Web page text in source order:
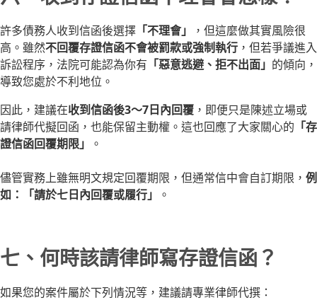
許多債務人收到信函後選擇 「不理會」
，但這麼做其實風險很
高。雖然不回覆存證信函不會被罰款或強制執行 ，但若爭議進入
訴訟程序，法院可能認為你有 「惡意逃避、拒不出面」 的傾向，
導致您處於不利地位。
因此，建議在收到信函後3～7日內回覆 ，即便只是陳述立場或
請律師代擬回函，也能保留主動權。這也回應了大家關心的 「存
證信函回覆期限」
。
儘管實務上雖無明文規定回覆期限，但通常信中會自訂期限， 例
如：「請於七日內回覆或履行」
。
七、何時該請律師寫存證信函？
如果您的案件屬於下列情況等，建議請專業律師代撰：